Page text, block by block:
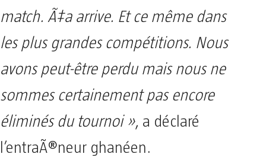
match. Ã‡a arrive. Et ce même dans
les plus grandes compétitions. Nous
avons peut-être perdu mais nous ne
sommes certainement pas encore
éliminés du tournoi », a déclaré
l’entraÃ®neur ghanéen.